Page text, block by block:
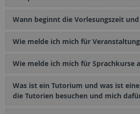
Wann beginnt die Vorlesungszeit
Wie melde ich mich für
Wie melde ich mich für Sprachkurse
Was ist ein Tutorium und was ist
die Tutorien besuchen und mich